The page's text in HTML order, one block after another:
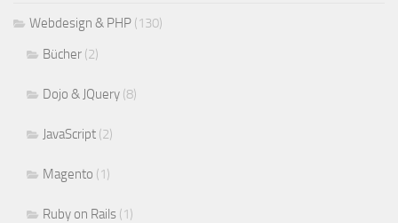
Webdesign & PHP (130)
Bücher (2)
Dojo & JQuery (8)
JavaScript (2)
Magento (1)
Ruby on Rails (1)